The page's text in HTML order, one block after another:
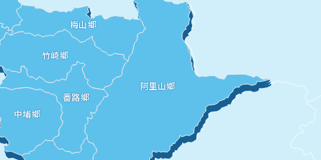
阿里山鄉
梅山鄉
竹崎鄉
中埔鄉
番路鄉